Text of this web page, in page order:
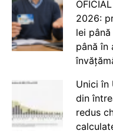
2026:
lei
până în
Unici în
din
redus